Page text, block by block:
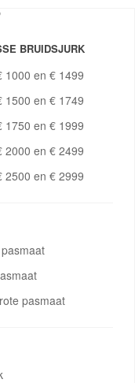
BRUIDSJURK
1000 en € 1499
1500 en € 1749
1750 en € 1999
2000 en € 2499
2500 en € 2999
pasmaat